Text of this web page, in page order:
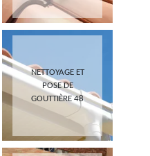
NETTOYAGE ET
POSE DE
GOUTTIÈRE 48